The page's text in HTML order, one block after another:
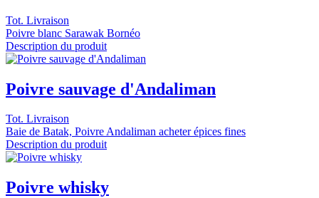
Tot. Livraison
Poivre blanc Sarawak Bornéo
Description du produit
Poivre sauvage d'Andaliman
Tot. Livraison
Baie de Batak, Poivre Andaliman acheter épices fines
Description du produit
Poivre whisky